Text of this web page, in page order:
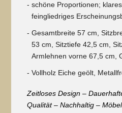
schöne Proportionen;
feingliedriges
Gesamtbreite 57 cm,
53 cm, Sitztiefe 42,5 cm,
Armlehnen vorne 67,5 cm,
Vollholz Eiche geölt,
Zeitloses Design –
Qualität – Nachhaltig –